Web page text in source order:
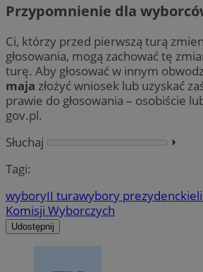
Przypomnienie dla
Ci, którzy przed pierwszą turą
głosowania, mogą zachować tę
turę. Aby głosować w innym
maja złożyć wniosek lub uzyskać
prawie do głosowania – osobiście
gov.pl.
Słuchaj
⏵︎
Tagi:
wyboryII turawybory prezydenckie
Komisji Wyborczych
Udostępnij